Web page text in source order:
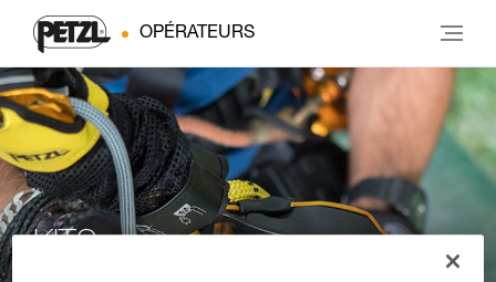
OPÉRATEURS
KITS